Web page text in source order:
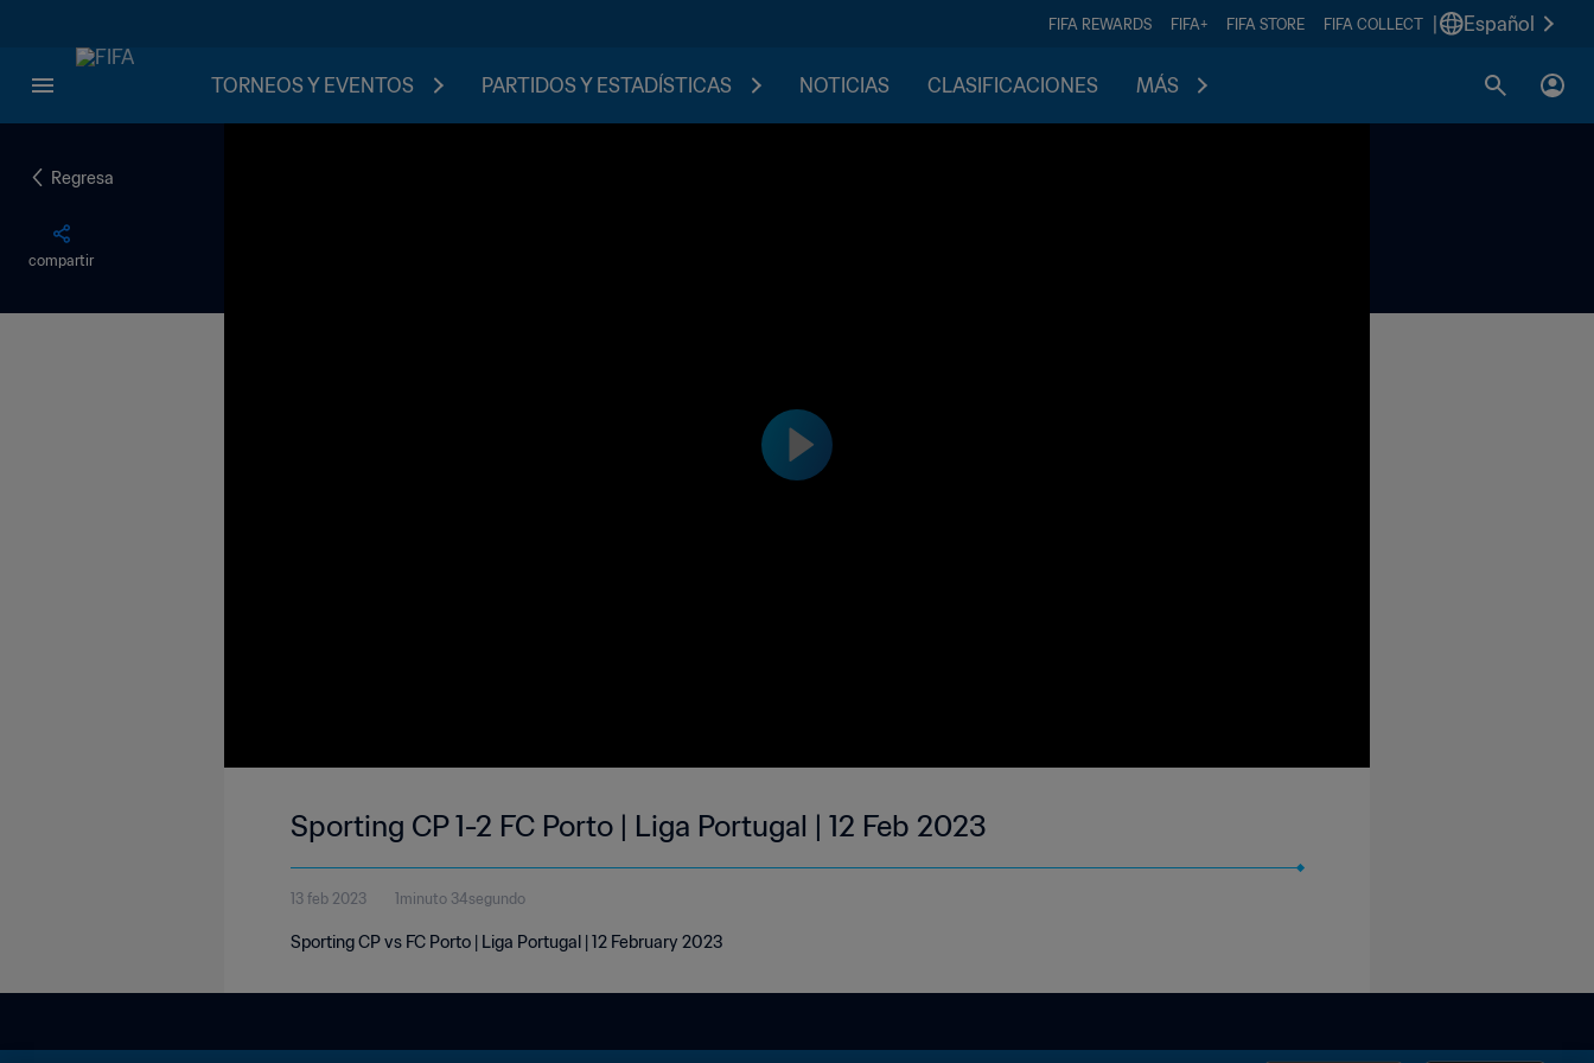
FIFA REWARDS FIFA+ FIFA STORE FIFA COLLECT Español
TORNEOS Y EVENTOS PARTIDOS Y ESTADÍSTICAS NOTICIAS CLASIFICACIONES MÁS
Regresa
compartir
Sporting CP 1-2 FC Porto | Liga Portugal | 12 Feb 2023
13 feb 2023 1minuto 34segundo
Sporting CP vs FC Porto | Liga Portugal | 12 February 2023